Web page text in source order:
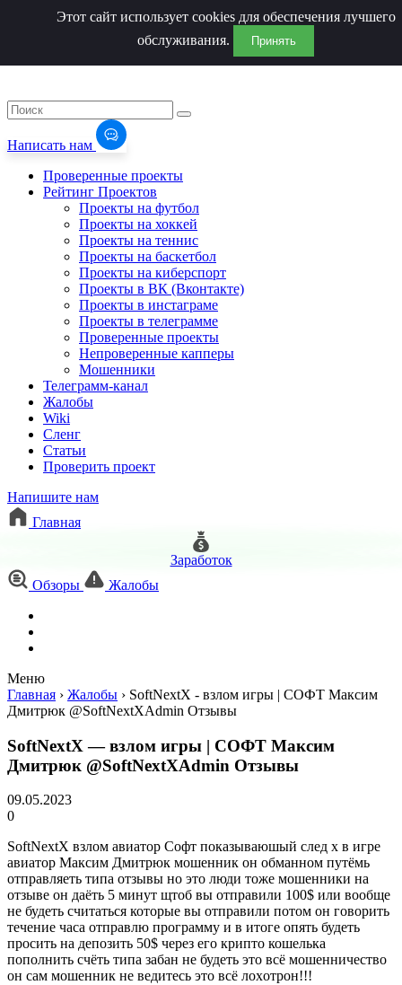
Написать нам
Проверенные проекты
Рейтинг Проектов
Проекты на футбол
Проекты на хоккей
Проекты на теннис
Проекты на баскетбол
Проекты на киберспорт
Проекты в ВК (Вконтакте)
Проекты в инстаграме
Проекты в телеграмме
Проверенные проекты
Непроверенные капперы
Мошенники
Телеграмм-канал
Жалобы
Wiki
Сленг
Статьи
Проверить проект
Напишите нам
Главная
Заработок
Обзоры
Жалобы
Меню
Этот сайт использует cookies для обеспечения лучшего
обслуживания.
Принять
Главная › Жалобы › SoftNextX - взлом игры | СОФТ Максим
Дмитрюк @SoftNextXAdmin Отзывы
SoftNextX — взлом игры | СОФТ Максим
Дмитрюк @SoftNextXAdmin Отзывы
09.05.2023
0
SoftNextX взлом авиатор Софт показываюшый след x в игре
авиатор Максим Дмитрюк мошенник он обманном путёмь
отправляеть типа отзывы но это люди тоже мошенники на
отзыве он даёть 5 минут щтоб вы отправили 100$ или вообще
не будеть считаться которые вы отправили потом он говорить
течение часа отправлю программу и в итоге опять будеть
просить на депозить 50$ через его крипто кошелька
пополнить счёть типа забан не будеть это всё мошенничество
он сам мошенник не ведитесь это всё лоxотрон!!!